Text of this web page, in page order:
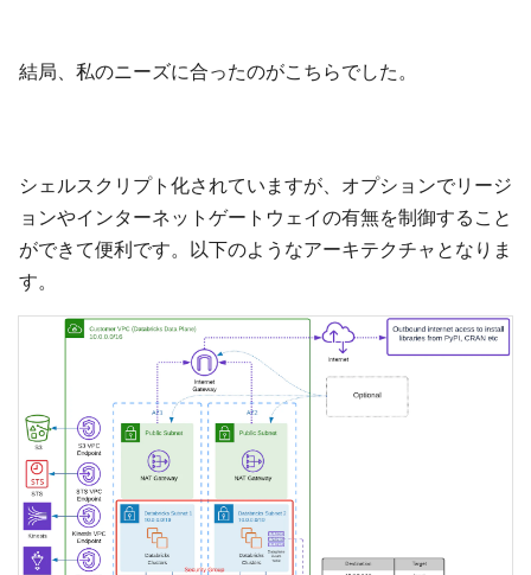
結局、私のニーズに合ったのがこちらでした。
シェルスクリプト化されていますが、オプションでリージ
ョンやインターネットゲートウェイの有無を制御すること
ができて便利です。以下のようなアーキテクチャとなりま
す。